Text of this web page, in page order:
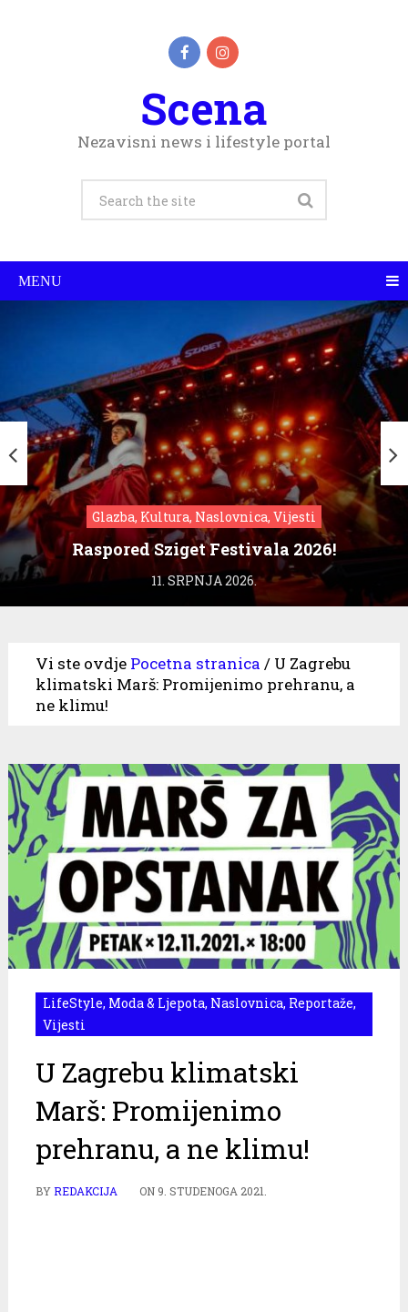
Scena
Nezavisni news i lifestyle portal
MENU
Glazba, Kultura, Naslovnica, Vijesti
Raspored Sziget Festivala 2026!
11. SRPNJA 2026.
Vi ste ovdje Pocetna stranica / U Zagrebu
klimatski Marš: Promijenimo prehranu, a
ne klimu!
LifeStyle, Moda & Ljepota, Naslovnica, Reportaže,
Vijesti
U Zagrebu klimatski
Marš: Promijenimo
prehranu, a ne klimu!
BYREDAKCIJA ON 9. STUDENOGA 2021.